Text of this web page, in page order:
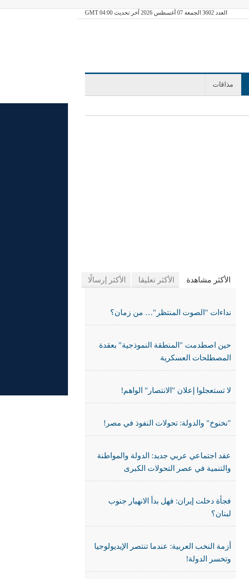
العدد 3602 الجمعة 07 أغسطس 2026 آخر تحديث GMT 04:00
مذاقات
الأكثر مشاهدة الأكثر تعليقا الأكثر إرسالًا
نداءات "الصوت المنتظر"… من زمان؟
حين اصطدمت "المنطقة النموذجية" بعقدة
المصطلحات العسكرية
لا تستعجلوا إعلان "الانتصار" الواهم!
"نخنوخ" والدولة: تحولات النفوذ في مصر!
عقد اجتماعي عربي جديد: الدولة والمواطنة
والتنمية في عصر التحولات الكبرى
فجأة دخلت إيران: فهل بدأ الانهيار جنوب
لبنان؟
أزمة النخب العربية: عندما تنتصر الإيديولوجيا
وتخسر الدولة!